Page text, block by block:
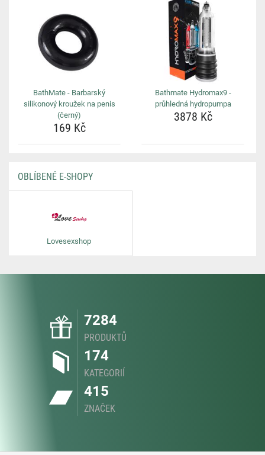
BathMate - Barbarský
silikonový kroužek na penis
(černý)
169 Kč
Bathmate Hydromax9 -
průhledná hydropumpa
3878 Kč
OBLÍBENÉ E-SHOPY
Lovesexshop
7284
PRODUKTŮ
174
KATEGORIÍ
415
ZNAČEK